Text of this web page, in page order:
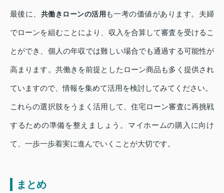
最後に、 共働きローンの活用 も一考の価値があります。夫婦
でローンを組むことにより、収入を合算して審査を受けるこ
とができ、個人の年収では難しい場合でも通過する可能性が
高まります。共働きを前提としたローン商品も多く提供され
ていますので、情報を集めて活用を検討してみてください。
これらの選択肢をうまく活用して、住宅ローン審査に再挑戦
するための準備を整えましょう。マイホームの購入に向け
て、一歩一歩着実に進んでいくことが大切です。
まとめ